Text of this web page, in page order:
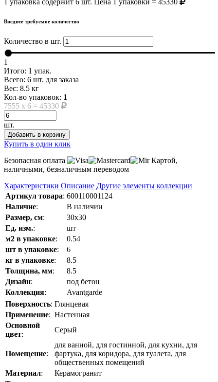
1 упаковка содержит 6 шт. Цена 1 упаковки = 45330
Введите требуемое количество
Количество в шт.
1
Итого: 1 упак.
Всего: 6 шт. для заказа
Вес: 8.5 кг
Кол-во упаковок: 1
7555 x 6 = 45330
шт.
Добавить в корзину
Купить в один клик
Безопасная оплата
Картой,
наличными, безналичным переводом
Характеристики Описание Другие элементы коллекции
Артикул товара: 600110001124
Наличие:
В наличии
Размер, см:
30x30
Ед. изм.:
шт
м2 в упаковке:
0.54
шт в упаковке:
6
кг в упаковке:
8.5
Толщина, мм:
8.5
Дизайн:
под бетон
Коллекция:
Avantgarde
Поверхность: Глянцевая
Применение: Настенная
Основной
цвет:
Серый
Помещение:
для ванной, для гостинной, для кухни, для
фартука, для коридора, для туалета, для
общественных помещений
Материал:
Керамогранит